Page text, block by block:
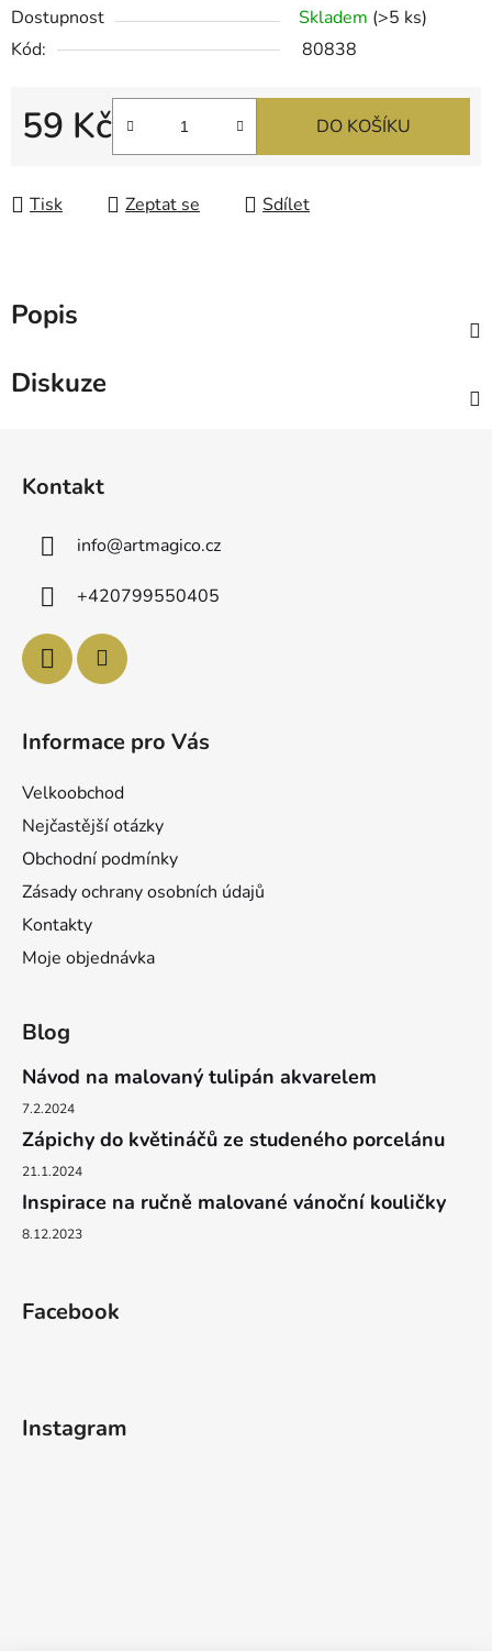
Dostupnost Skladem (>5 ks)
Kód:
80838
59 Kč
Měrná cena:
DO KOŠÍKU
Tisk Zeptat se Sdílet
Popis
Diskuze
Kontakt
info@artmagico.cz
+420799550405
Informace pro Vás
Velkoobchod
Nejčastější otázky
Obchodní podmínky
Zásady ochrany osobních údajů
Kontakty
Moje objednávka
Blog
Návod na malovaný tulipán akvarelem
7.2.2024
Zápichy do květináčů ze studeného porcelánu
21.1.2024
Inspirace na ručně malované vánoční kouličky
8.12.2023
Facebook
Instagram